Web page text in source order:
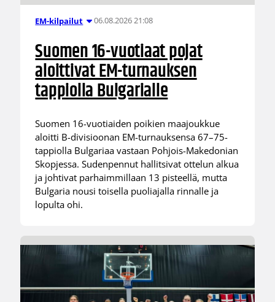
EM-kilpailut 06.08.2026 21:08
Suomen 16-vuotiaat pojat
aloittivat EM-turnauksen
tappiolla Bulgarialle
Suomen 16-vuotiaiden poikien maajoukkue
aloitti B-divisioonan EM-turnauksensa 67–75-
tappiolla Bulgariaa vastaan Pohjois-Makedonian
Skopjessa. Sudenpennut hallitsivat ottelun alkua
ja johtivat parhaimmillaan 13 pisteellä, mutta
Bulgaria nousi toisella puoliajalla rinnalle ja
lopulta ohi.